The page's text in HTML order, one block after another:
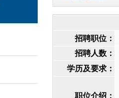
招聘职位：
招聘人数：
学历及要求：
职位介绍：